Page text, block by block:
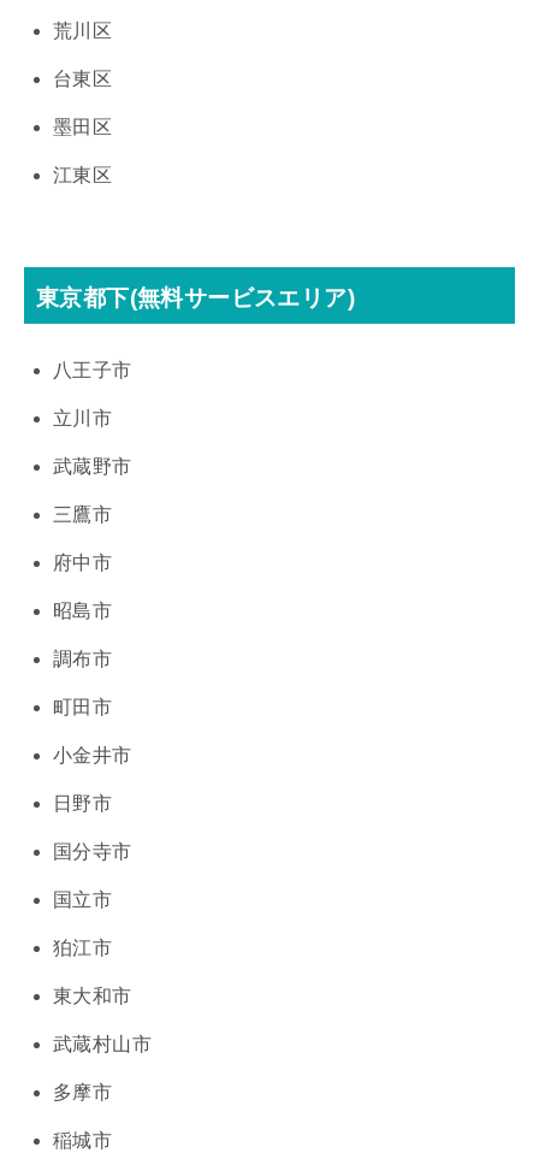
荒川区
台東区
墨田区
江東区
東京都下(無料サービスエリア)
八王子市
立川市
武蔵野市
三鷹市
府中市
昭島市
調布市
町田市
小金井市
日野市
国分寺市
国立市
狛江市
東大和市
武蔵村山市
多摩市
稲城市